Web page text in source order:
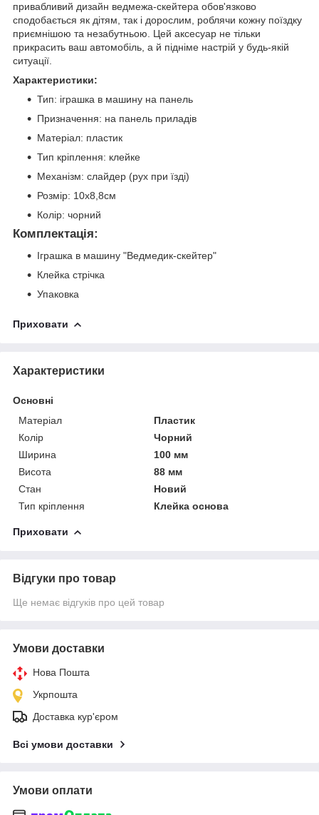
привабливий дизайн ведмежа-скейтера обов'язково
сподобається як дітям, так і дорослим, роблячи кожну поїздку
приємнішою та незабутньою. Цей аксесуар не тільки
прикрасить ваш автомобіль, а й підніме настрій у будь-якій
ситуації.
Характеристики:
Тип: іграшка в машину на панель
Призначення: на панель приладів
Матеріал: пластик
Тип кріплення: клейке
Механізм: слайдер (рух при їзді)
Розмір: 10х8,8см
Колір: чорний
Комплектація:
Іграшка в машину "Ведмедик-скейтер"
Клейка стрічка
Упаковка
Приховати
Характеристики
Основні
Матеріал
Пластик
Колір
Чорний
Ширина
100 мм
Висота
88 мм
Стан
Новий
Тип кріплення
Клейка основа
Приховати
Відгуки про товар
Ще немає відгуків про цей товар
Умови доставки
Нова Пошта
Укрпошта
Доставка кур'єром
Всі умови доставки
Умови оплати